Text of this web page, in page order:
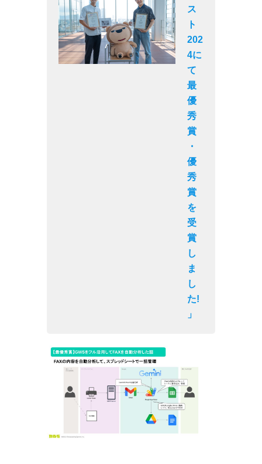
ス
ト
202
4に
て
最
優
秀
賞
・
優
秀
賞
を
受
賞
し
ま
し
た!
」